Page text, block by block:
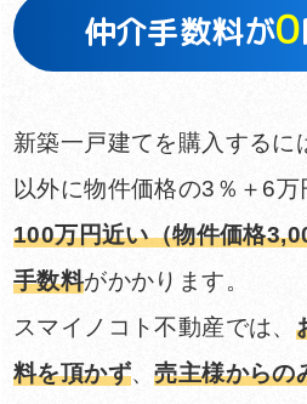
仲介手数料が0
新築一戸建てを購入するに
以外に物件価格の3％＋6万
100万円近い（物件価格
手数料がかかります。
スマイノコト不動産では、
料を頂かず、売主様からの